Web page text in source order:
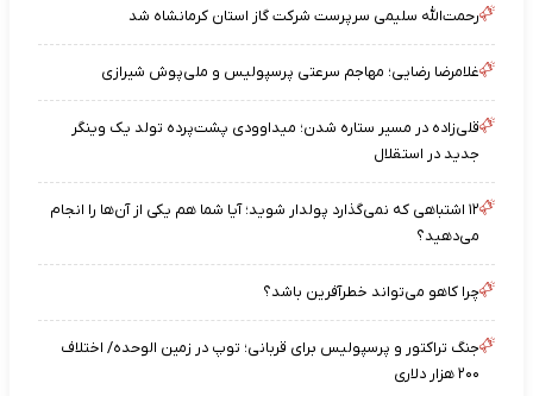
رحمت‌الله سلیمی سرپرست شرکت گاز استان کرمانشاه شد
غلامرضا رضایی؛ مهاجم سرعتی پرسپولیس و ملی‌پوش شیرازی
قلی‌زاده در مسیر ستاره شدن؛ میداوودی پشت‌پرده تولد یک وینگر
جدید در استقلال
۱۲ اشتباهی که نمی‌گذارد پولدار شوید؛ آیا شما هم یکی از آن‌ها را انجام
می‌دهید؟
چرا کاهو می‌تواند خطرآفرین باشد؟
جنگ تراکتور و پرسپولیس برای قربانی؛ توپ در زمین الوحده/ اختلاف
۲۰۰ هزار دلاری